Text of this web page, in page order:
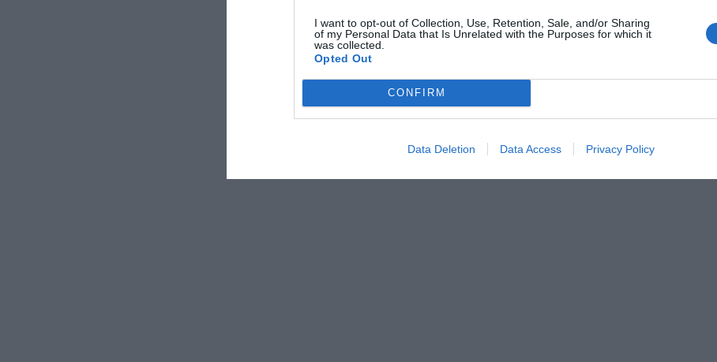
I want to opt-out of Collection, Use, Retention, Sale, and/or Sharing
of my Personal Data that Is Unrelated with the Purposes for which it
was collected.
Opted Out
CONFIRM
Data Deletion Data Access Privacy Policy